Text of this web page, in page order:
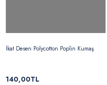
İkat Desen Polycotton Poplin Kumaş
140,00TL